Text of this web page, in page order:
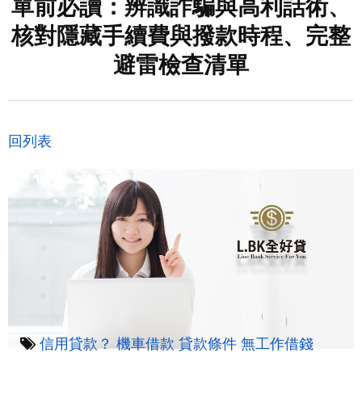
單前必讀：辨識詐騙與高利話術、
核對隱藏手續費與撥款時程、完整
避雷檢查清單
回列表
信用貸款？ 機車借款 貸款條件 無工作借錢